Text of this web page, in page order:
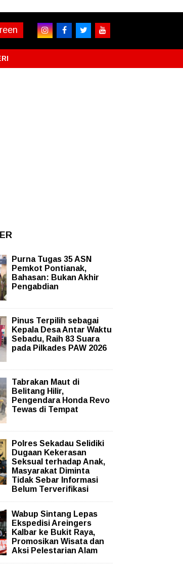
Purna Tugas 35 ASN
Pemkot Pontianak,
Bahasan: Bukan Akhir
Pengabdian
Pinus Terpilih sebagai
Kepala Desa Antar Waktu
Sebadu, Raih 83 Suara
pada Pilkades PAW 2026
Tabrakan Maut di
Belitang Hilir,
Pengendara Honda Revo
Tewas di Tempat
Polres Sekadau Selidiki
Dugaan Kekerasan
Seksual terhadap Anak,
Masyarakat Diminta
Tidak Sebar Informasi
Belum Terverifikasi
Wabup Sintang Lepas
Ekspedisi Areingers
Kalbar ke Bukit Raya,
Promosikan Wisata dan
Aksi Pelestarian Alam